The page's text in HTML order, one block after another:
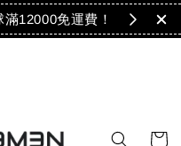
12000免運費！